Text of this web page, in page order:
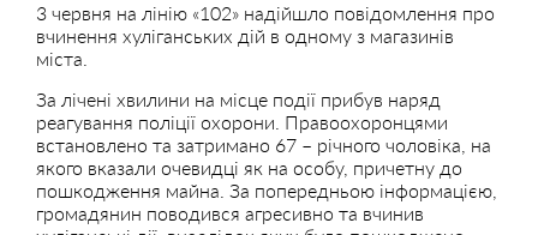
3 червня на лінію «102» надійшло повідомлення про
вчинення хуліганських дій в одному з магазинів
міста.
За лічені хвилини на місце події прибув наряд
реагування поліції охорони. Правоохоронцями
встановлено та затримано 67 – річного чоловіка, на
якого вказали очевидці як на особу, причетну до
пошкодження майна. За попередньою інформацією,
громадянин поводився агресивно та вчинив